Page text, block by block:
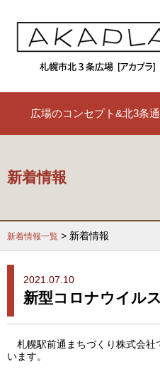
広場のコンセプト&北3条
新着情報
新着情報一覧 > 新着情報
2021.07.10
新型コロナウイル
札幌駅前通まちづくり株式会社
います。